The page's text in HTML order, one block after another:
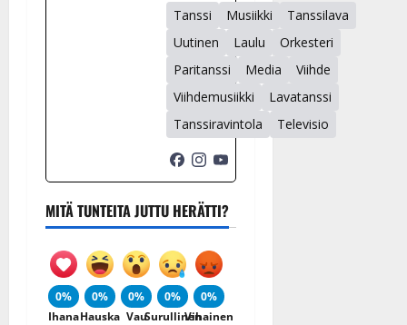
Tanssi Musiikki
Tanssilava
Uutinen
Laulu
Orkesteri
Paritanssi
Media
Viihde
Viihdemusiikki
Lavatanssi
Tanssiravintola
Televisio
MITÄ TUNTEITA JUTTU HERÄTTI?
0%
Ihana
0%
Hauska
0%
Vau
0%
Surullinen
0%
Vihainen